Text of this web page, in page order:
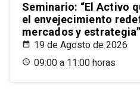
Seminario: “El Activo
el envejecimiento
mercados y estrategia”
19 de Agosto de 2026
09:00 a 11:00 horas